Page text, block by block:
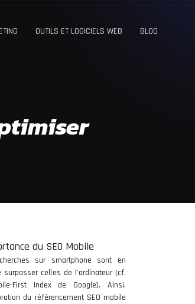
OUTILS ET LOGICIELS WEB BLOG
du SEO Mobile
sur smartphone sont en
surpasser celles de l’ordinateur (cf.
First Index de Google). Ainsi,
du référencement SEO mobile